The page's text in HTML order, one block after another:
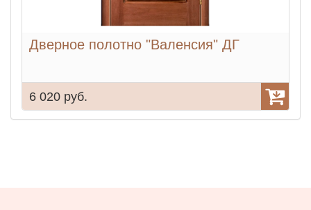
Дверное полотно "Валенсия" ДГ
6 020 руб.